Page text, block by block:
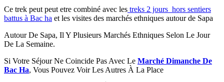
Ce trek peut peut etre combiné avec les treks 2 jours hors sentiers
battus à Bac ha et les visites des marchés ethniques autour de Sapa
Autour De Sapa, Il Y Plusieurs Marchés Ethniques Selon Le Jour
De La Semaine.
Si Votre Séjour Ne Coincide Pas Avec Le Marché Dimanche De
Bac Ha, Vous Pouvez Voir Les Autres À La Place